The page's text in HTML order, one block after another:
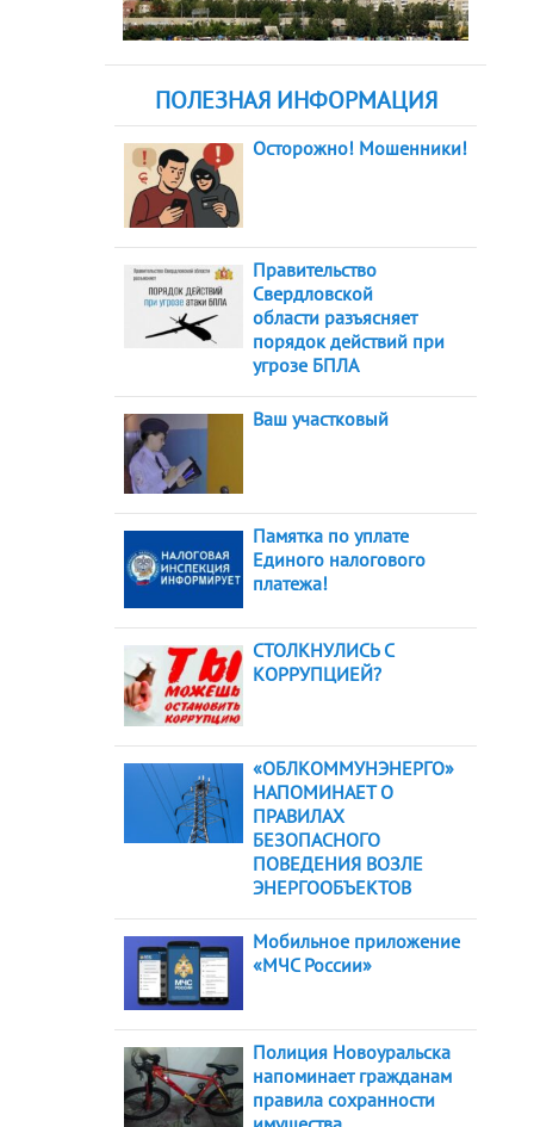
ПОЛЕЗНАЯ ИНФОРМАЦИЯ
Осторожно! Мошенники!
Правительство
Свердловской
области разъясняет
порядок действий при
угрозе БПЛА
Ваш участковый
Памятка по уплате
Единого налогового
платежа!
СТОЛКНУЛИСЬ С
КОРРУПЦИЕЙ?
«ОБЛКОММУНЭНЕРГО»
НАПОМИНАЕТ О
ПРАВИЛАХ
БЕЗОПАСНОГО
ПОВЕДЕНИЯ ВОЗЛЕ
ЭНЕРГООБЪЕКТОВ
Мобильное приложение
«МЧС России»
Полиция Новоуральска
напоминает гражданам
правила сохранности